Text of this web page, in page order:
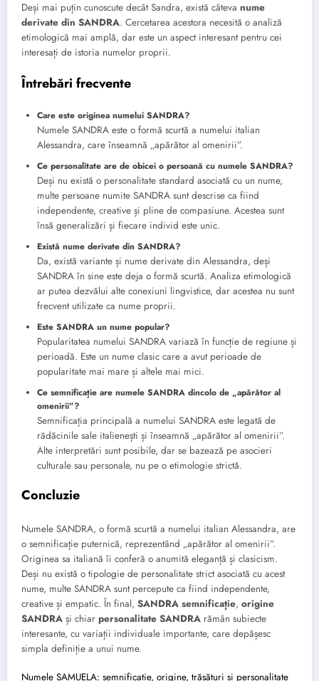
Deși mai puțin cunoscute decât Sandra, există câteva nume
derivate din SANDRA. Cercetarea acestora necesită o analiză
etimologică mai amplă, dar este un aspect interesant pentru cei
interesați de istoria numelor proprii.
Întrebări frecvente
Care este originea numelui SANDRA?
Numele SANDRA este o formă scurtă a numelui italian
Alessandra, care înseamnă „apărător al omenirii”.
Ce personalitate are de obicei o persoană cu numele SANDRA?
Deși nu există o personalitate standard asociată cu un nume,
multe persoane numite SANDRA sunt descrise ca fiind
independente, creative și pline de compasiune. Acestea sunt
însă generalizări și fiecare individ este unic.
Există nume derivate din SANDRA?
Da, există variante și nume derivate din Alessandra, deși
SANDRA în sine este deja o formă scurtă. Analiza etimologică
ar putea dezvălui alte conexiuni lingvistice, dar acestea nu sunt
frecvent utilizate ca nume proprii.
Este SANDRA un nume popular?
Popularitatea numelui SANDRA variază în funcție de regiune și
perioadă. Este un nume clasic care a avut perioade de
popularitate mai mare și altele mai mici.
Ce semnificație are numele SANDRA dincolo de „apărător al
omenirii”?
Semnificația principală a numelui SANDRA este legată de
rădăcinile sale italienești și înseamnă „apărător al omenirii”.
Alte interpretări sunt posibile, dar se bazează pe asocieri
culturale sau personale, nu pe o etimologie strictă.
Concluzie
Numele SANDRA, o formă scurtă a numelui italian Alessandra, are
o semnificație puternică, reprezentând „apărător al omenirii”.
Originea sa italiană îi conferă o anumită eleganță și clasicism.
Deși nu există o tipologie de personalitate strict asociată cu acest
nume, multe SANDRA sunt percepute ca fiind independente,
creative și empatic. În final, SANDRA semnificație, origine
SANDRA și chiar personalitate SANDRA rămân subiecte
interesante, cu variații individuale importante, care depășesc
simpla definiție a unui nume.
Numele SAMUELA: semnificație, origine, trăsături și personalitate